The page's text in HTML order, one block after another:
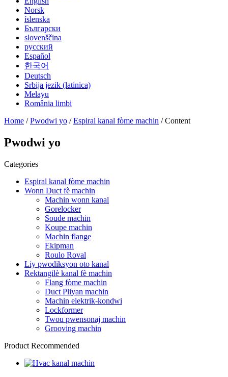
Norsk
íslenska
Български
slovenščina
русский
Español
한국어
Deutsch
Srbija jezik (latinica)
Melayu
România limbi
Home /Pwodwi yo /Espiral kanal fòme machin / Content
Pwodwi yo
Categories
Espiral kanal fòme machin
Wonn Duct fè machin
Machin wonn kanal
Gorelocker
Soude machin
Koupe machin
Machin flange
Ekipman
Roulo Roval
Liy pwodiksyon oto kanal
Rektangilè kanal fè machin
Flang fòme machin
Duct Pliyan machin
Machin elektrik-kondwi
Lockformer
Twou pwensonaj machin
Grooving machin
Product Recommended